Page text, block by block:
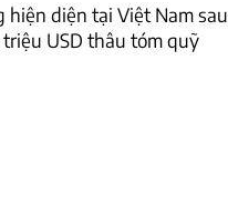
hiện diện tại Việt Nam sau
USD thâu tóm quỹ